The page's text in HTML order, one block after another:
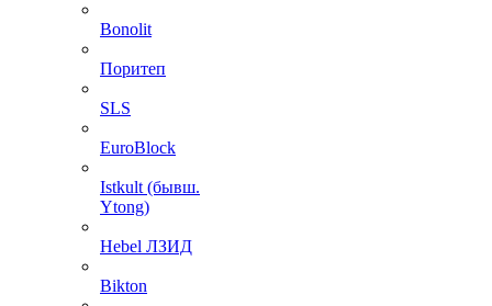
Bonolit
Поритеп
SLS
EuroBlock
Istkult (бывш.
Ytong)
Hebel ЛЗИД
Bikton